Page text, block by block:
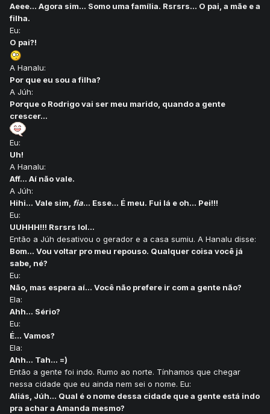
Aeee... Agora sim... Somo uma família. Rsrsrs... O pai, a mãe e a
filha.
Eu:
O pai?!
A Hanalu:
Por que eu sou a filha?
A Júh:
Porque o Rodrigo vai ser meu marido, quando a gente
crescer...
Eu:
Uh!
A Hanalu:
Aff... Aí não vale.
A Júh:
Hihi... Vale sim, fia... Esse... É meu. Fui lá e oh... Pei!!!
Eu:
UUHHH!!! Rsrsrs lol...
Então a Júh desativou o gerador e a casa sumiu. A Hanalu disse:
Bom... Vou voltar pro meu repouso. Qualquer coisa você já
sabe, né?
Eu:
Não, mas espera aí... Você não prefere ir com a gente não?
Ela:
Ahh... Sério?
Eu:
É... Vamos?
Ela:
Ahh... Tah... =)
Então a gente foi indo. Rumo ao norte. Tínhamos que chegar
nessa cidade que eu ainda nem sei o nome. Eu:
Aliás, Júh... Qual é o nome dessa cidade que a gente está indo
pra achar a Amanda mesmo?